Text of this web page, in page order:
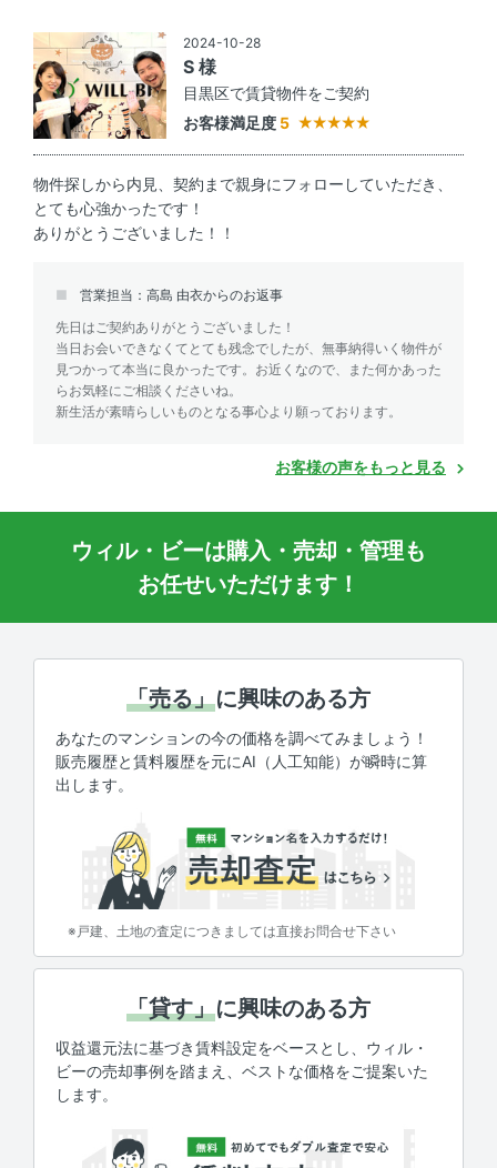
2024-10-28
S 様
目黒区で賃貸物件をご契約
お客様満足度 5
物件探しから内見、契約まで親身にフォローしていただき、
とても心強かったです！
ありがとうございました！！
営業担当：高島 由衣からのお返事
先日はご契約ありがとうございました！
当日お会いできなくてとても残念でしたが、無事納得いく物件が
見つかって本当に良かったです。お近くなので、また何かあった
らお気軽にご相談くださいね。
新生活が素晴らしいものとなる事心より願っております。
お客様の声をもっと見る
ウィル・ビーは購入・売却・管理も
お任せいただけます！
「売る」に興味のある方
あなたのマンションの今の価格を調べてみましょう！
販売履歴と賃料履歴を元にAI（人工知能）が瞬時に算
出します。
※戸建、土地の査定につきましては直接お問合せ下さい
「貸す」に興味のある方
収益還元法に基づき賃料設定をベースとし、ウィル・
ビーの売却事例を踏まえ、ベストな価格をご提案いた
します。